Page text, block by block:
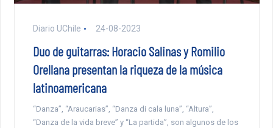
Diario UChile 24-08-2023
Duo de guitarras: Horacio Salinas y Romilio
Orellana presentan la riqueza de la música
latinoamericana
“Danza”, “Araucarias”, “Danza di cala luna”, “Altura”,
“Danza de la vida breve” y “La partida”, son algunos de los